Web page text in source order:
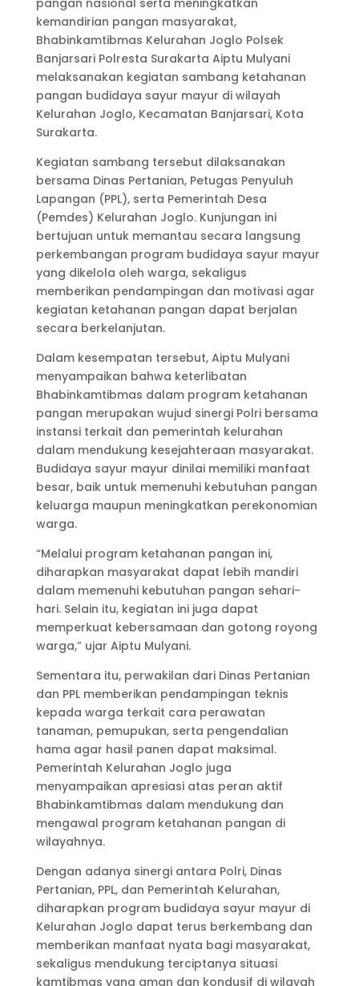
kemandirian pangan masyarakat,
Bhabinkamtibmas Kelurahan Joglo Polsek
Banjarsari Polresta Surakarta Aiptu Mulyani
melaksanakan kegiatan sambang ketahanan
pangan budidaya sayur mayur di wilayah
Kelurahan Joglo, Kecamatan Banjarsari, Kota
Surakarta.
Kegiatan sambang tersebut dilaksanakan
bersama Dinas Pertanian, Petugas Penyuluh
Lapangan (PPL), serta Pemerintah Desa
(Pemdes) Kelurahan Joglo. Kunjungan ini
bertujuan untuk memantau secara langsung
perkembangan program budidaya sayur mayur
yang dikelola oleh warga, sekaligus
memberikan pendampingan dan motivasi agar
kegiatan ketahanan pangan dapat berjalan
secara berkelanjutan.
Dalam kesempatan tersebut, Aiptu Mulyani
menyampaikan bahwa keterlibatan
Bhabinkamtibmas dalam program ketahanan
pangan merupakan wujud sinergi Polri bersama
instansi terkait dan pemerintah kelurahan
dalam mendukung kesejahteraan masyarakat.
Budidaya sayur mayur dinilai memiliki manfaat
besar, baik untuk memenuhi kebutuhan pangan
keluarga maupun meningkatkan perekonomian
warga.
“Melalui program ketahanan pangan ini,
diharapkan masyarakat dapat lebih mandiri
dalam memenuhi kebutuhan pangan sehari-
hari. Selain itu, kegiatan ini juga dapat
memperkuat kebersamaan dan gotong royong
warga,” ujar Aiptu Mulyani.
Sementara itu, perwakilan dari Dinas Pertanian
dan PPL memberikan pendampingan teknis
kepada warga terkait cara perawatan
tanaman, pemupukan, serta pengendalian
hama agar hasil panen dapat maksimal.
Pemerintah Kelurahan Joglo juga
menyampaikan apresiasi atas peran aktif
Bhabinkamtibmas dalam mendukung dan
mengawal program ketahanan pangan di
wilayahnya.
Dengan adanya sinergi antara Polri, Dinas
Pertanian, PPL, dan Pemerintah Kelurahan,
diharapkan program budidaya sayur mayur di
Kelurahan Joglo dapat terus berkembang dan
memberikan manfaat nyata bagi masyarakat,
sekaligus mendukung terciptanya situasi
kamtibmas yang aman dan kondusif di wilayah